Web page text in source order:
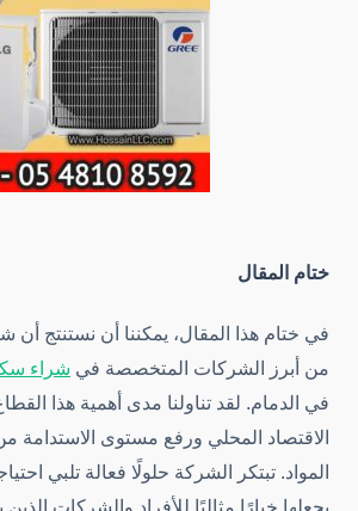
ختام المقال
في ختام هذا المقال، يمكننا أن نستنتج أن
من أبرز الشركات المتخصصة في شراء
في الدمام. لقد تناولنا مدى أهمية هذا
الاقتصاد المحلي ورفع مستوى الاستدامة
المواد. تبتكر الشركة حلولًا فعالة تلبي